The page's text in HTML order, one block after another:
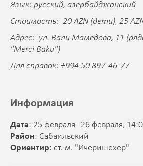
Язык: русский, азербайджанский
Стоимость: 20 AZN (дети), 25
Адрес: ул. Вали Мамедова, 11
"Merci Baku")
Для справок: +994 50 897-46-77
Информация
Дата: 25 февраля - 26 февраля,
Район: Сабаильский
Ориентир: ст. м. "Ичеришехер"